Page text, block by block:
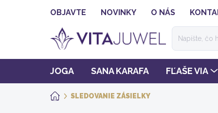
OBJAVTE NOVINKY O NÁS
JOGA SANA KARAFA FĽAŠE VIA
DOMOV
SLEDOVANIE ZÁSIELKY